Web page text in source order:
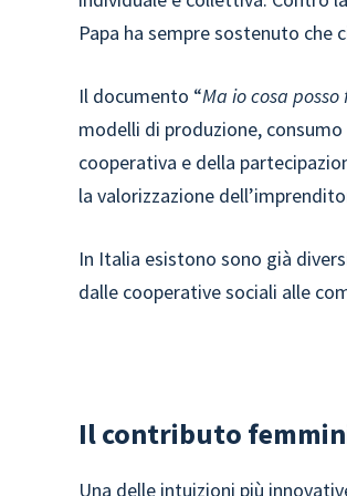
Papa ha sempre sostenuto che
Il documento “Ma io cosa posso
modelli di produzione,
cooperativa e della
la valorizzazione
In Italia esistono sono già
dalle cooperative sociali alle
Il contributo
Una delle intuizioni più